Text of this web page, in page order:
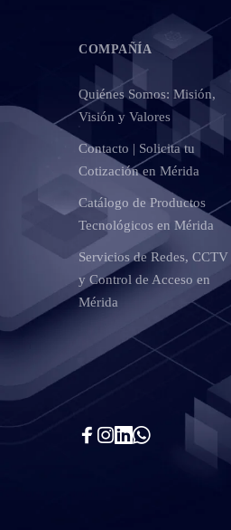
COMPAÑÍA
Quiénes Somos: Misión,
Visión y Valores
Contacto | Solicita tu
Cotización en Mérida
Catálogo de Productos
Tecnológicos en Mérida
Servicios de Redes, CCTV
y Control de Acceso en
Mérida